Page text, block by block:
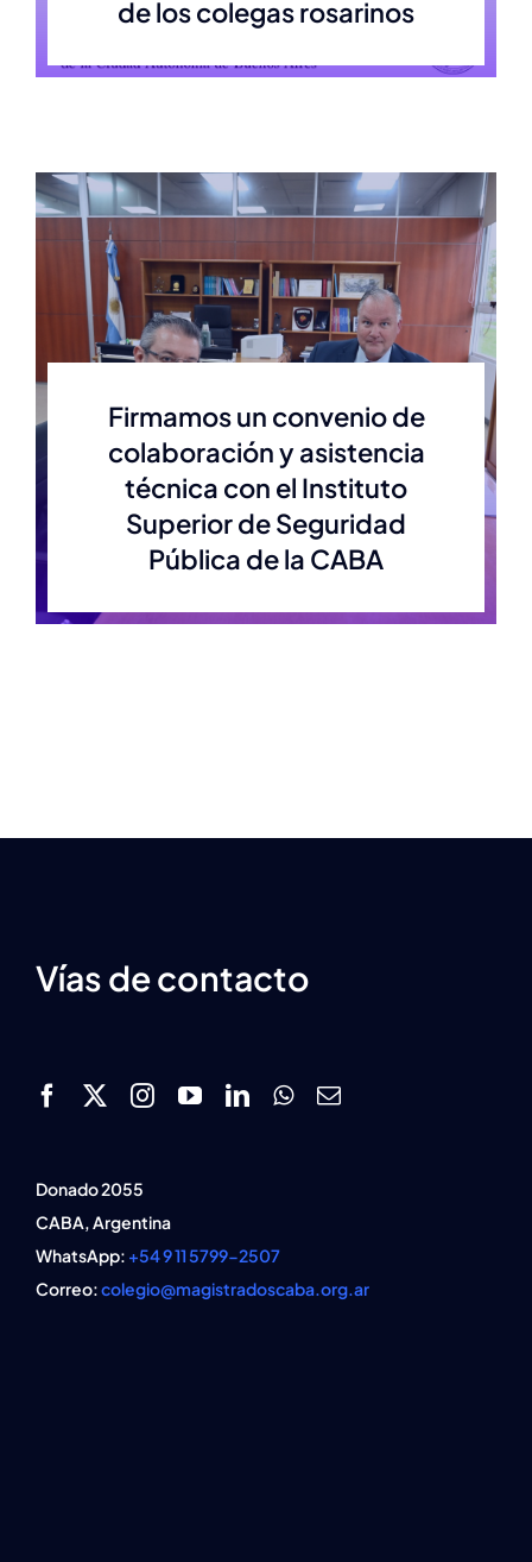
de los colegas rosarinos
Firmamos un convenio de
colaboración y asistencia
técnica con el Instituto
Superior de Seguridad
Pública de la CABA
Vías de contacto
Donado 2055
CABA, Argentina
WhatsApp: +54 9 11 5799-2507
Correo:colegio@magistradoscaba.org.ar